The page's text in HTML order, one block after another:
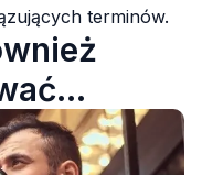
terminów.